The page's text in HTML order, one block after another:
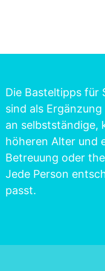
Die Basteltipps für
sind als
an selbstständige,
höheren Alter und
Betreuung oder
Jede Person
passt.